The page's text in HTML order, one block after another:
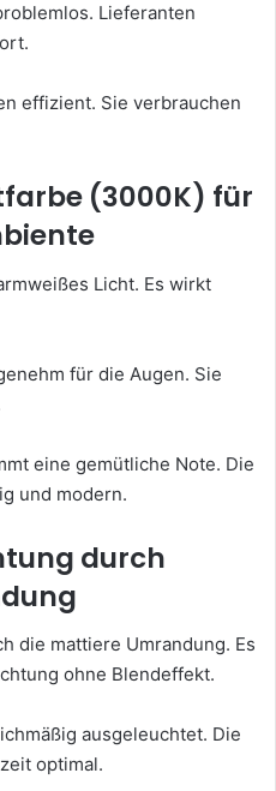
Lieferanten
effizient. Sie verbrauchen
(3000K) für
Licht. Es wirkt
für die Augen. Sie
eine gemütliche Note. Die
und modern.
durch
die mattiere Umrandung. Es
ohne Blendeffekt.
ausgeleuchtet. Die
optimal.